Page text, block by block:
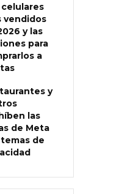
celulares
vendidos
y las
para
a
y
las
de Meta
de